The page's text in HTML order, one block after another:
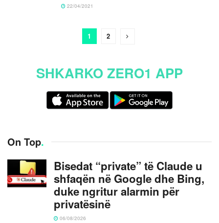
22/04/2021
1 2
SHKARKO ZERO1 APP
On Top.
Bisedat “private” të Claude u
shfaqën në Google dhe Bing,
duke ngritur alarmin për
privatësinë
06/08/2026